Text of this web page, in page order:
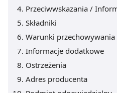
Przeciwwskazania /
Składniki
Warunki przechowywania
Informacje dodatkowe
Ostrzeżenia
Adres producenta